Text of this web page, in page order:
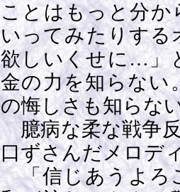
ことはもっと分
いってみたりする
欲しいくせに…」
金の力を知らない
の悔しさも知らな
臆病な柔な戦争反
口ずさんだメロデ
「信じあうよろ